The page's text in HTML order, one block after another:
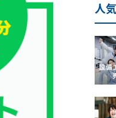
人